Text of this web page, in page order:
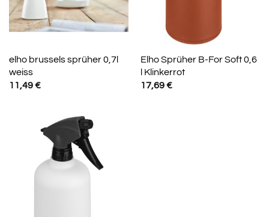
elho brussels sprüher 0,7l
weiss
11,49€
Elho Sprüher B-For Soft 0,6
l Klinkerrot
17,69€